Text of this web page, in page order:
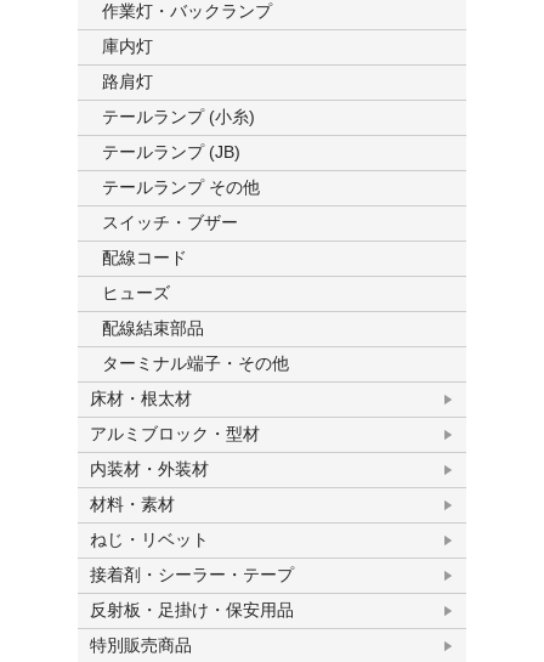
作業灯・バックランプ
庫内灯
路肩灯
テールランプ (小糸)
テールランプ (JB)
テールランプ その他
スイッチ・ブザー
配線コード
ヒューズ
配線結束部品
ターミナル端子・その他
床材・根太材
アルミブロック・型材
内装材・外装材
材料・素材
ねじ・リベット
接着剤・シーラー・テープ
反射板・足掛け・保安用品
特別販売商品